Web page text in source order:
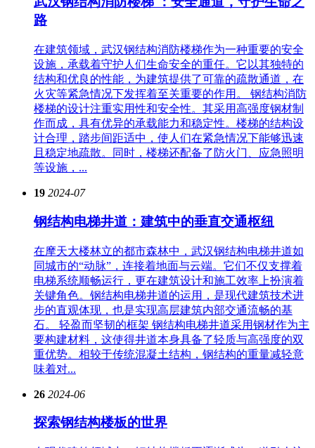
路
在建筑领域，武汉钢结构消防楼梯作为一种重要的安全
设施，承载着守护人们生命安全的重任。它以其独特的
结构和优良的性能，为建筑提供了可靠的疏散通道，在
火灾等紧急情况下发挥着至关重要的作用。 钢结构消防
楼梯的设计注重实用性和安全性。其采用高强度钢材制
作而成，具有优异的承载能力和稳定性。楼梯的结构设
计合理，踏步间距适中，使人们在紧急情况下能够迅速
且稳定地疏散。同时，楼梯还配备了防火门、应急照明
等设施，...
19 2024-07
钢结构电梯井道：建筑中的垂直交通枢纽
在摩天大楼林立的都市森林中，武汉钢结构电梯井道如
同城市的“动脉”，连接着地面与云端。它们不仅支撑着
电梯系统顺畅运行，更在建筑设计和施工效率上扮演着
关键角色。钢结构电梯井道的运用，是现代建筑技术进
步的直观体现，也是实现高层建筑内部交通流畅的基
石。 轻盈而坚韧的框架 钢结构电梯井道采用钢材作为主
要构建材料，这使得井道本身具备了轻质与高强度的双
重优势。相较于传统混凝土结构，钢结构的重量减轻意
味着对...
26 2024-06
探索钢结构楼板的世界